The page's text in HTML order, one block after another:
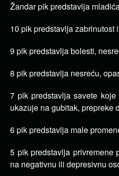
Žandar pik predstavlja
10 pik predstavlja zabrinutost
9 pik predstavlja bolesti,
8 pik predstavlja nesreću,
7 pik predstavlja savete koje
ukazuje na gubitak, prepreke
6 pik predstavlja male
5 pik predstavlja privremene
na negativnu ili depresivnu